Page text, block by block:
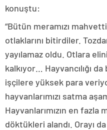
konuştu:
“Bütün meramızı
otlaklarını bitirdiler.
yayılamaz oldu. Otlara
kalkıyor… Hayvancılığı
işçilere yüksek para
hayvanlarımızı satma
Hayvanlarımızın en
döktükleri alandı. Orayı